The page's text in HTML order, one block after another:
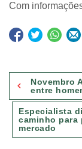
Com
Navegação
de
Post
Novembro
entre
Especialista
caminho para
mercado